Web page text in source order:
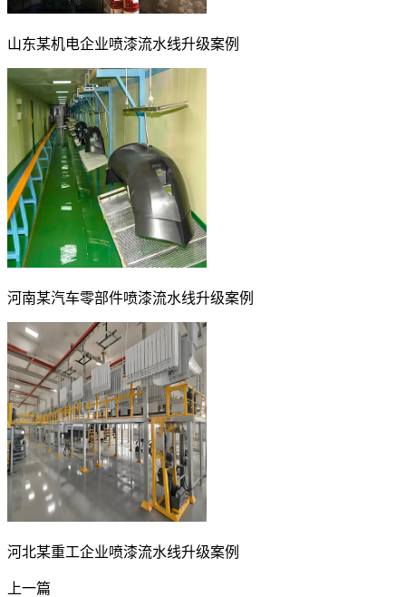
山东某机电企业喷漆流水线升级案例
河南某汽车零部件喷漆流水线升级案例
河北某重工企业喷漆流水线升级案例
上一篇